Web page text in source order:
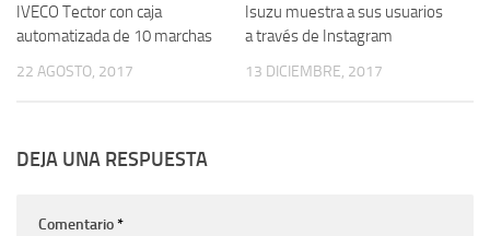
IVECO Tector con caja
automatizada de 10 marchas
22 AGOSTO, 2017
Isuzu muestra a sus usuarios
a través de Instagram
13 DICIEMBRE, 2017
DEJA UNA RESPUESTA
Comentario*